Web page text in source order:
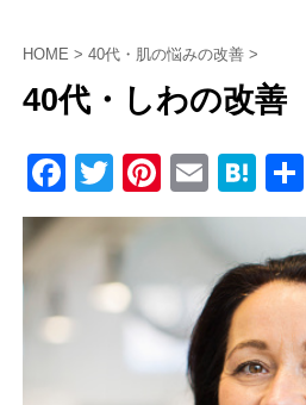
HOME > 40代・肌の悩みの改善 >
40代・しわの改善
F
a
c
b
T
wi
tt
er
Pi
nt
e
st
E
m
ail
H
at
e
n